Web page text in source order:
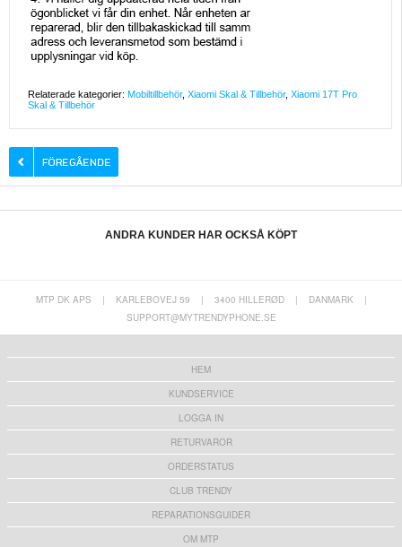
Relaterade kategorier: Mobiltillbehör, Xiaomi Skal & Tillbehör, Xiaomi 17T Pro
Skal & Tillbehör
ANDRA KUNDER HAR OCKSÅ KÖPT
iPad (2022), iPad (2025) LCD Display (WiFi-
version) - Svart
iPhone 13 Earpiece
MTP DK APS | KARLEBOVEJ 59 | 3400 HILLERØD | DANMARK
|
SUPPORT@MYTRENDYPHONE.SE
HEM
KUNDSERVICE
LOGGA IN
RETURVAROR
ORDERSTATUS
CLUB TRENDY
REPARATIONSGUIDER
OM MTP